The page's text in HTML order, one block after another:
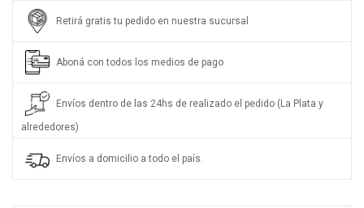
Retirá gratis tu pedido en nuestra sucursal
Aboná con todos los medios de pago
Envíos dentro de las 24hs de realizado el pedido (La Plata y
alrededores)
Envíos a domicilio a todo el país.